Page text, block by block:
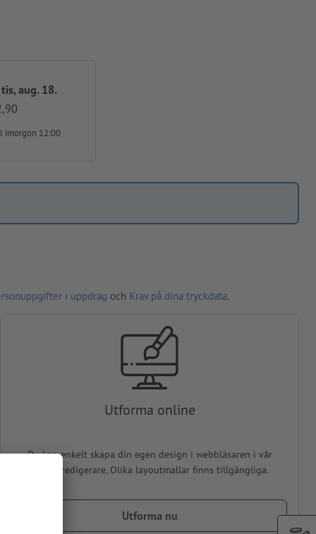
aug. 18.
imorgon 12:00
i uppdrag och Krav på dina tryckdata.
Utforma online
Du kan enkelt skapa din egen design i webbläsaren i vår
online-redigerare. Olika layoutmallar finns tillgängliga.
Utforma nu